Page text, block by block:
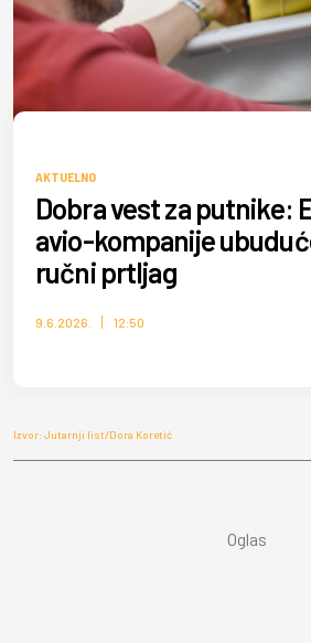
AKTUELNO
Dobra vest za putnike:
avio-kompanije
ručni prtljag
9.6.2026. 12:50
Izvor: Jutarnji list/Dora Koretić